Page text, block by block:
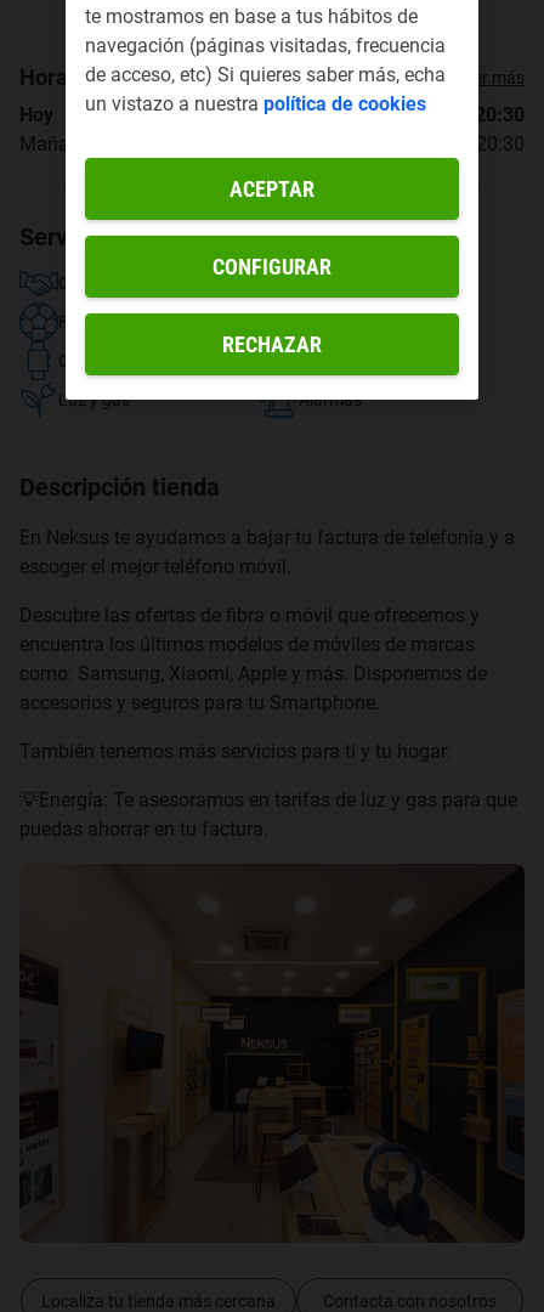
Horario de apertura Ver más
Hoy
10:00 - 13:30, 18:00 - 20:30
Mañana
10:00 - 13:30, 18:00 - 20:30
Servicios disponibles
Contratar fibra y móvil
Fútbol
Compra de dispositivos
Compra de accesorios
Luz y gas
Alarmas
Descripción tienda
En Neksus te ayudamos a bajar tu factura de telefonía y a
escoger el mejor teléfono móvil.
Descubre las ofertas de fibra o móvil que ofrecemos y
encuentra los últimos modelos de móviles de marcas
como: Samsung, Xiaomi, Apple y más. Disponemos de
accesorios y seguros para tu Smartphone.
También tenemos más servicios para ti y tu hogar:
💡Energía: Te asesoramos en tarifas de luz y gas para que
puedas ahorrar en tu factura.
Localiza tu tienda más cercana Contacta con nosotros
te mostramos en base a tus hábitos de
navegación (páginas visitadas, frecuencia
de acceso, etc) Si quieres saber más, echa
un vistazo a nuestra política de cookies
RECHAZAR
ACEPTAR
CONFIGURAR